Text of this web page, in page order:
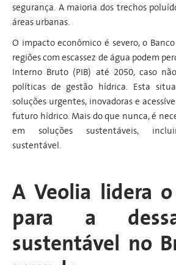
segurança. A maioria dos trechos
áreas urbanas.
O impacto econômico é severo, o
regiões com escassez de água podem
Interno Bruto (PIB) até 2050, caso
políticas de gestão hídrica. Esta
soluções urgentes, inovadoras e
futuro hídrico. Mais do que nunca, é
em soluções sustentáveis,
sustentável.
A Veolia lidera
para a
sustentável no